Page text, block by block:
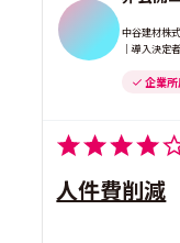
中谷建材株
｜導入決定
企業
人件費削減